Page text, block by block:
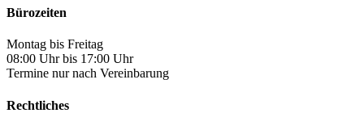
Bürozeiten
Montag bis Freitag
08:00 Uhr bis 17:00 Uhr
Termine nur nach Vereinbarung
Rechtliches